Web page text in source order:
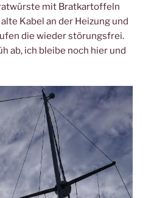
mit Bratkartoffeln
Kabel an der Heizung und
die wieder störungsfrei.
ab, ich bleibe noch hier und